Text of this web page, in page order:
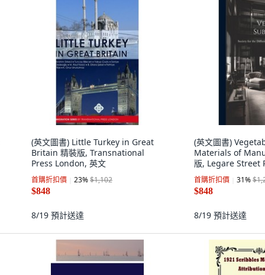
(英文圖書) Little Turkey in Great
Britain 精裝版, Transnational
Press London, 英文
首購折扣價 23%$1,102
$848
8/19 預計送達
(英文圖書)
Materials of
版, Legare Street
首購折扣價 31%
$848
8/19 預計送達